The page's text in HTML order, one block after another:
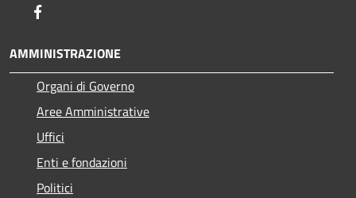
AMMINISTRAZIONE
Organi di Governo
Aree Amministrative
Uffici
Enti e fondazioni
Politici